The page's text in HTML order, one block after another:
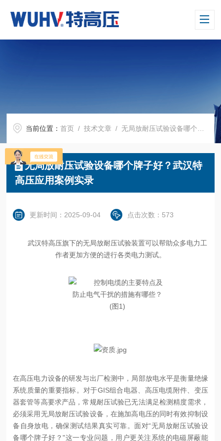
当前位置：首页 /技术文章 / 无局放耐压试验设备哪个牌子好？武汉特高压应用案例实录
无局放耐压试验设备哪个牌子好？武汉特
高压应用案例实录
更新时间：2025-09-04 点击次数：573
武汉特高压旗下的无局放耐压试验装置可以帮助众多电力工
作者更加方便的进行各类电力测试。
在高压电力设备的研发与出厂检测中，局部放电水平是衡量绝缘
系统质量的重要指标。对于GIS组合电器、高压电缆附件、变压
器套管等高要求产品，常规耐压试验已无法满足检测精度需求，
必须采用无局放耐压试验设备，在施加高电压的同时有效抑制设
备自身放电，确保测试结果真实可靠。面对“无局放耐压试验设
备哪个牌子好？"这一专业问题，用户更关注系统的电磁屏蔽能